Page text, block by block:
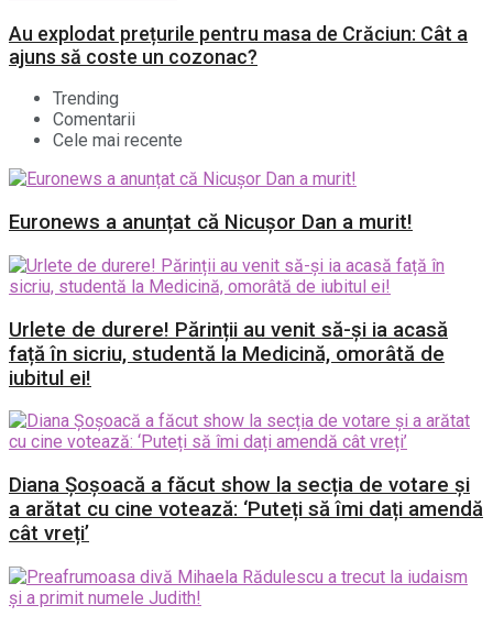
Au explodat prețurile pentru masa de Crăciun: Cât a
ajuns să coste un cozonac?
Trending
Comentarii
Cele mai recente
Euronews a anunțat că Nicușor Dan a murit!
Urlete de durere! Părinții au venit să-și ia acasă
față în sicriu, studentă la Medicină, omorâtă de
iubitul ei!
Diana Șoșoacă a făcut show la secția de votare și
a arătat cu cine votează: ‘Puteți să îmi dați amendă
cât vreți’